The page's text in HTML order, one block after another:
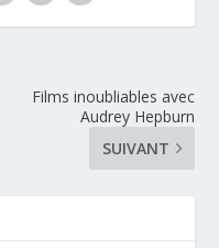
Films inoubliables avec
Audrey Hepburn
SUIVANT